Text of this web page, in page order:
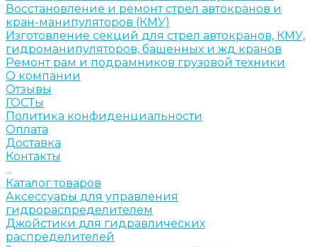
Восстановление и ремонт стрел автокранов и
кран-манипуляторов (КМУ)
Изготовление секций для стрел автокранов, КМУ,
гидроманипуляторов, башенных и жд кранов
Ремонт рам и подрамников грузовой техники
О компании
Отзывы
ГОСТы
Политика конфиденциальности
Оплата
Доставка
Контакты
...
Каталог товаров
Аксессуары для управления
гидрораспределителем
Джойстики для гидравлических
распределителей